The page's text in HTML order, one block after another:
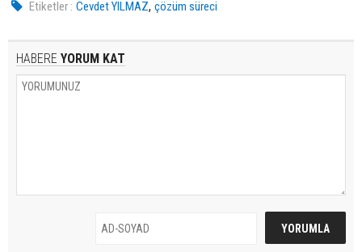
Etiketler : Cevdet YILMAZ,çözüm süreci
HABERE YORUM KAT